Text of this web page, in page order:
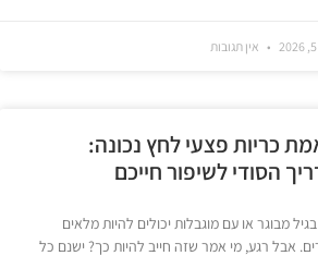
אין תגובות
כריות פצעי לחץ נכונה:
הסודי לשיפור חייכם
מבוגר או עם מוגבלות יכולים להיות מלאים
אבל רגע, מי אמר שזה חייב להיות כך? ישנם כל